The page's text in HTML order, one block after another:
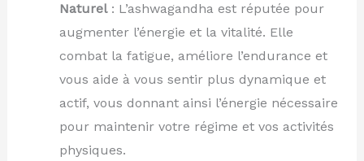
Naturel: L’ashwagandha est réputée pour
augmenter l’énergie et la vitalité. Elle
combat la fatigue, améliore l’endurance et
vous aide à vous sentir plus dynamique et
actif, vous donnant ainsi l’énergie nécessaire
pour maintenir votre régime et vos activités
physiques.